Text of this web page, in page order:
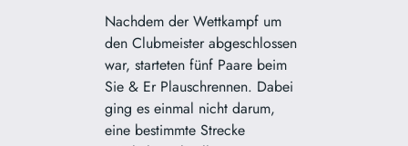
Nachdem der Wettkampf um
den Clubmeister abgeschlossen
war, starteten fünf Paare beim
Sie & Er Plauschrennen. Dabei
ging es einmal nicht darum,
eine bestimmte Strecke